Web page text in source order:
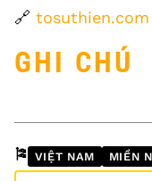
🔗 tosuthien.com
GHI CHÚ
🎏 VIỆT NAM MIỀN